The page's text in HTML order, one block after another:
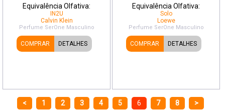
Equivalência Olfativa:
IN2U
Calvin Klein
Perfume SerOne Masculino
COMPRAR DETALHES
Equivalência Olfativa:
Solo
Loewe
Perfume SerOne Masculino
COMPRAR DETALHES
< 1 2 3 4 5 6 7 8 >